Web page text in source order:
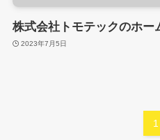
株式会社トモテックのホー
2023年7月5日
1